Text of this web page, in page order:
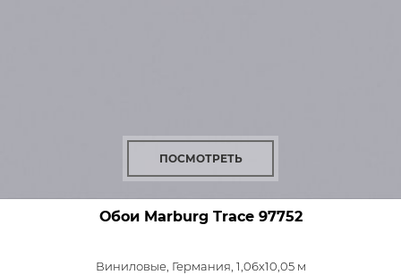
ПОСМОТРЕТЬ
Обои Marburg Trace97752
Виниловые, Германия, 1,06x10,05 м